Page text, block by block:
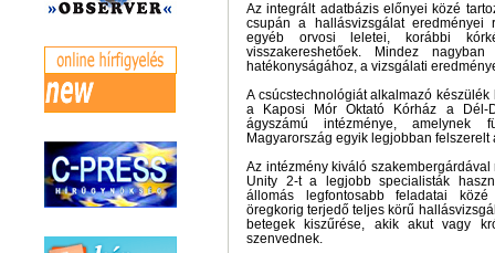
Az integrált adatbázis előnyei közé
csupán a hallásvizsgálat eredményei
egyéb orvosi leletei, korábbi
visszakereshetőek. Mindez
hatékonyságához, a vizsgálati
A csúcstechnológiát alkalmazó
a Kaposi Mór Oktató Kórház a Dél-
ágyszámú intézménye, amelynek
Magyarország egyik legjobban
Az intézmény kiváló
Unity 2-t a legjobb specialisták
állomás legfontosabb feladatai
öregkorig terjedő teljes körű
betegek kiszűrése, akik akut vagy
szenvednek.